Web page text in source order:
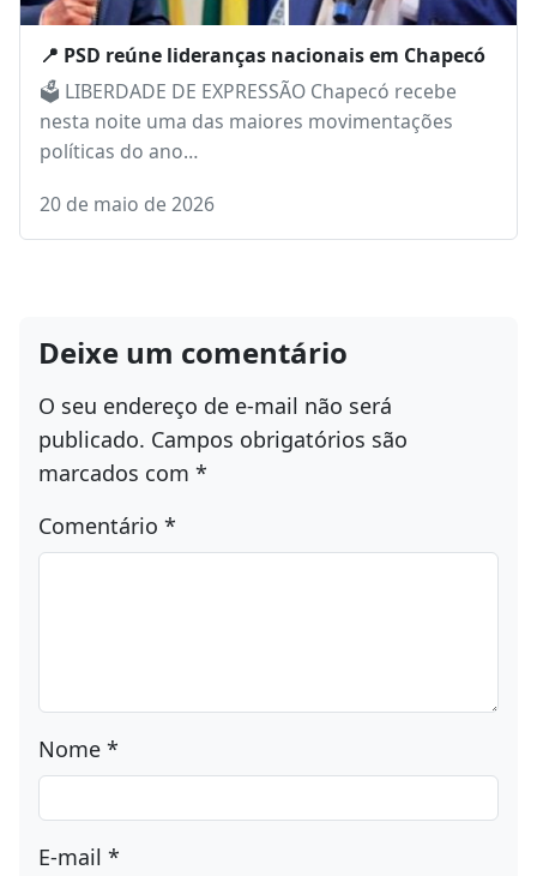
📍 PSD reúne lideranças nacionais em Chapecó
🗳️ LIBERDADE DE EXPRESSÃO Chapecó recebe
nesta noite uma das maiores movimentações
políticas do ano…
20 de maio de 2026
Deixe um comentário
O seu endereço de e-mail não será
publicado. Campos obrigatórios são
marcados com *
Comentário *
Nome *
E-mail *